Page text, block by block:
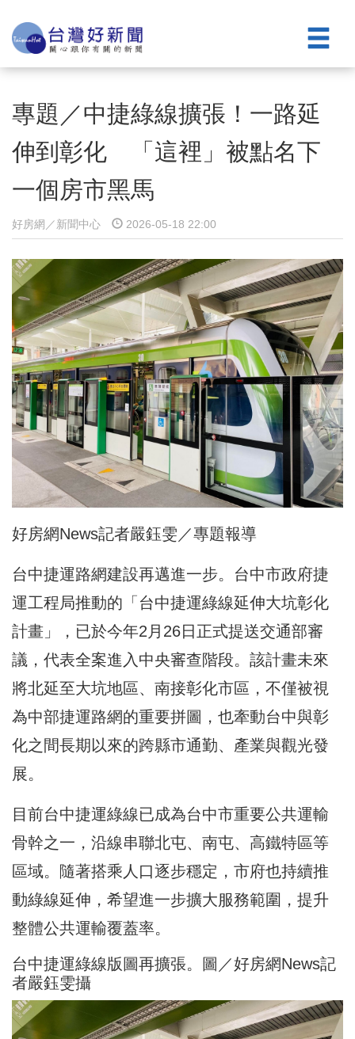
專題／中捷綠線擴張！一路延
伸到彰化 「這裡」被點名下
一個房市黑馬
好房網／新聞中心 2026-05-18 22:00
好房網News記者嚴鈺雯／專題報導
台中捷運路網建設再邁進一步。台中市政府捷
運工程局推動的「台中捷運綠線延伸大坑彰化
計畫」，已於今年2月26日正式提送交通部審
議，代表全案進入中央審查階段。該計畫未來
將北延至大坑地區、南接彰化市區，不僅被視
為中部捷運路網的重要拼圖，也牽動台中與彰
化之間長期以來的跨縣市通勤、產業與觀光發
展。
目前台中捷運綠線已成為台中市重要公共運輸
骨幹之一，沿線串聯北屯、南屯、高鐵特區等
區域。隨著搭乘人口逐步穩定，市府也持續推
動綠線延伸，希望進一步擴大服務範圍，提升
整體公共運輸覆蓋率。
台中捷運綠線版圖再擴張。圖／好房網News記
者嚴鈺雯攝